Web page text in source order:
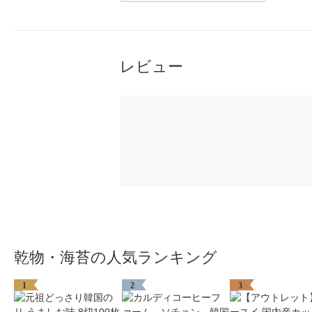
レビュー
乾物・海苔の人気ランキング
1 2 3